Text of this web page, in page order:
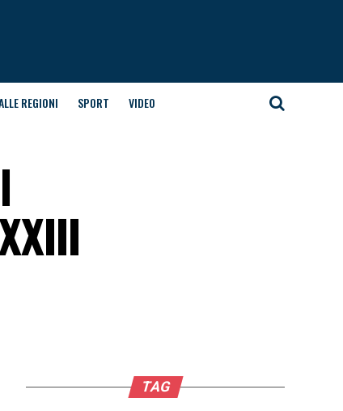
REGIONI SPORT VIDEO
TAG